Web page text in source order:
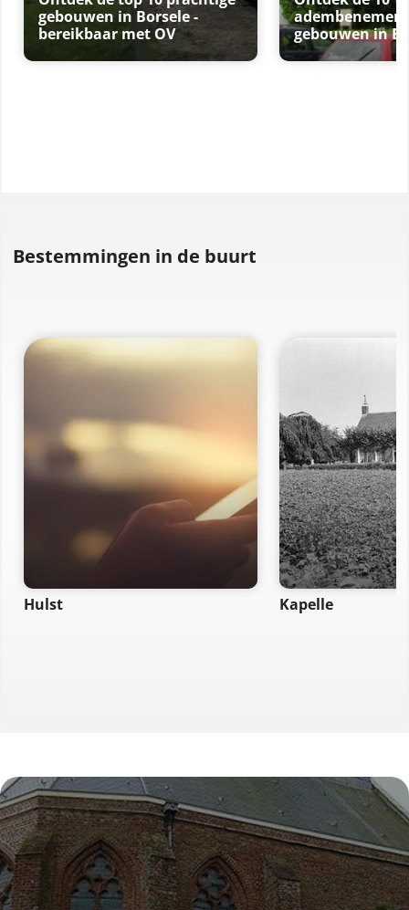
gebouwen in Borsele -
bereikbaar met OV
gebouwen in
Bestemmingen in de buurt
Hulst Kapelle